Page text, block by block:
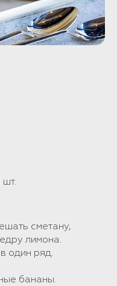
шт.
сметану,
лимона.
один ряд.
бананы.